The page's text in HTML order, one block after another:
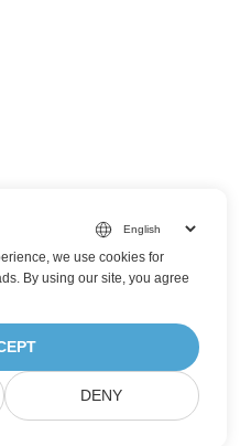
we use cookies for
By using our site, you agree
DENY